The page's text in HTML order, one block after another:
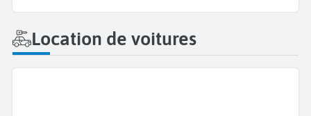
Location de voitures